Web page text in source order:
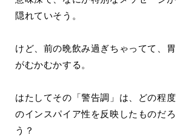
隠れていそう。
けど、前の晩飲み過ぎちゃってて、胃
がむかむかする。
はたしてその「警告調」は、どの程度
のインスパイア性を反映したものだろ
う？